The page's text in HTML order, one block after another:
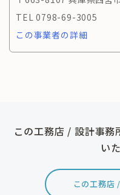
0798-69-3005
この事業者の詳細
この工務店 / 設計事務
い
この工務店